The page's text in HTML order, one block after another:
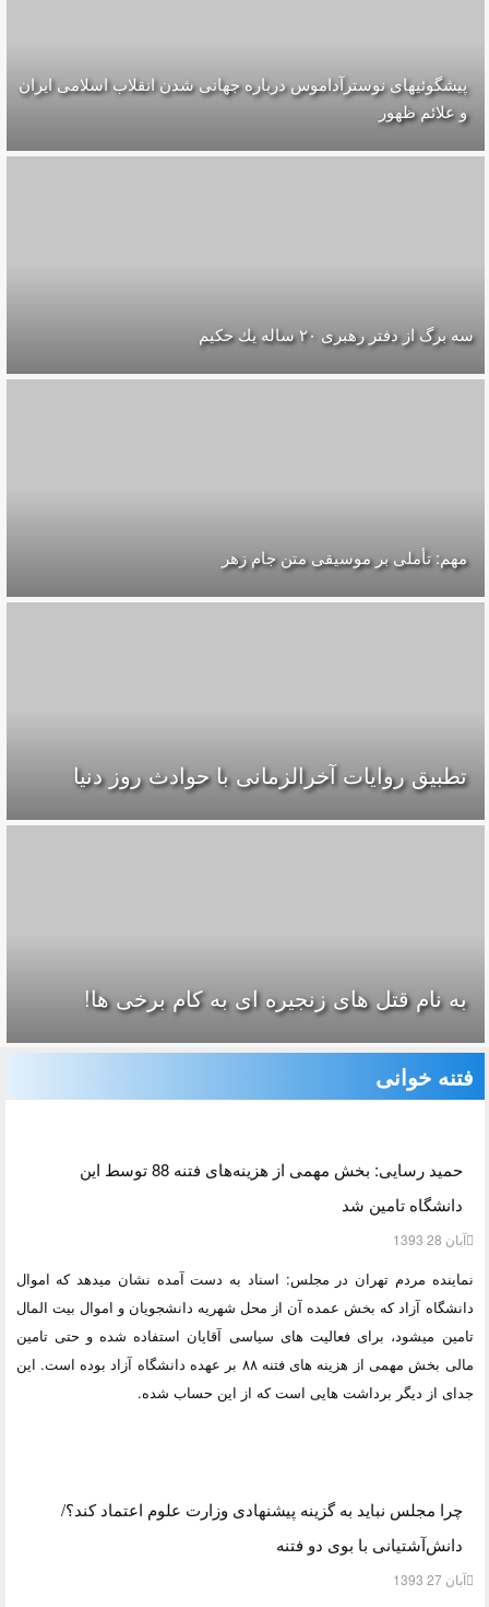
پیشگوئیهای نوسترآداموس درباره جهانی شدن انقلاب اسلامی ایران
و علائم ظهور
سه برگ از دفتر رهبرى ۲۰ ساله يك حكيم
مهم: تأملی بر موسیقی متن جام زهر
تطبیق روایات آخرالزمانی با حوادث روز دنیا
به نام قتل های زنجیره ای به کام برخی ها!
فتنه خوانی
حمید رسایی: بخش مهمی از هزینه‌های فتنه 88 توسط این
دانشگاه تامین شد
آبان 28 1393
نماینده مردم تهران در مجلس: اسناد به دست آمده نشان میدهد که اموال
دانشگاه آزاد که بخش عمده آن از محل شهریه دانشجویان و اموال بیت المال
تامین میشود، برای فعالیت های سیاسی آقایان استفاده شده و حتی تامین
مالی بخش مهمی از هزینه های فتنه ۸۸ بر عهده دانشگاه آزاد بوده است. این
جدای از دیگر برداشت هایی است که از این حساب شده.
چرا مجلس نباید به گزینه پیشنهادی وزارت علوم اعتماد کند؟/
دانش‌آشتیانی با بوی دو فتنه
آبان 27 1393